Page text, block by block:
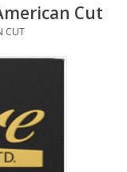
Cut
CUT